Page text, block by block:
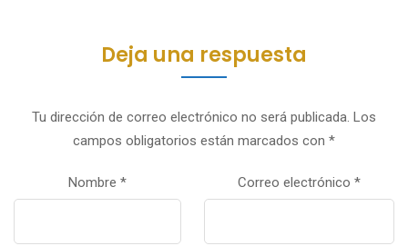
Deja una respuesta
Tu dirección de correo electrónico no será publicada. Los
campos obligatorios están marcados con *
Nombre * Correo electrónico *